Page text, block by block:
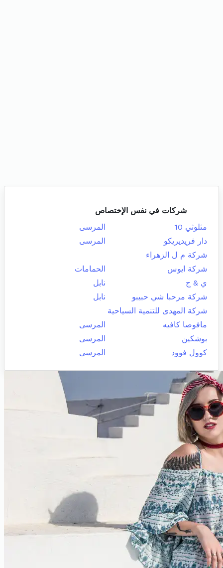
شركات في نفس الإختصاص
مثلوثي 10
المرسى
دار فريديريكو
المرسى
شركة م ل الزهراء
شركة ايوس
الحمامات
ي & ج
نابل
شركة مرحبا شي حبيبو
نابل
شركة المهدى للتنمية السياحية
مافوصا كافيه
المرسى
بوشكين
المرسى
كوول فوود
المرسى